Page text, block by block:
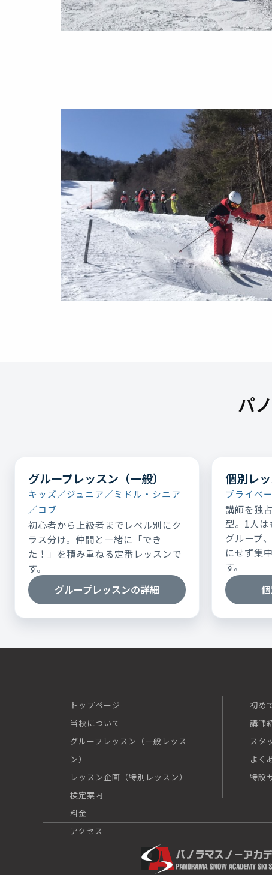
パ
グループレッスン（一般）
キッズ／ジュニア／ミドル・シニア
／コブ
初心者から上級者までレベル別にク
ラス分け。仲間と一緒に「でき
た！」を積み重ねる定番レッスンで
す。
グループレッスンの詳細
個別レ
プライベ
講師を独
型。1人は
グループ
にせず集
す。
トップページ
当校について
グループレッスン（一般レッス
ン）
レッスン企画（特別レッスン）
検定案内
料金
アクセス
初め
講師
スタ
よく
特設